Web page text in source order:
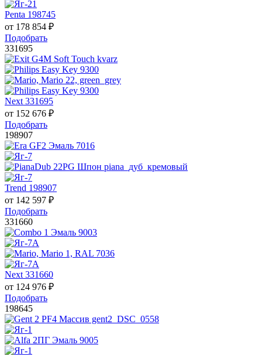
Penta 198745
от 178 854 ₽
Подобрать
331695
Next 331695
от 152 676 ₽
Подобрать
198907
Trend 198907
от 142 597 ₽
Подобрать
331660
Next 331660
от 124 976 ₽
Подобрать
198645